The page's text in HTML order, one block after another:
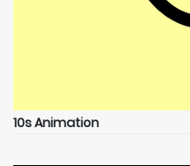
10s Animation